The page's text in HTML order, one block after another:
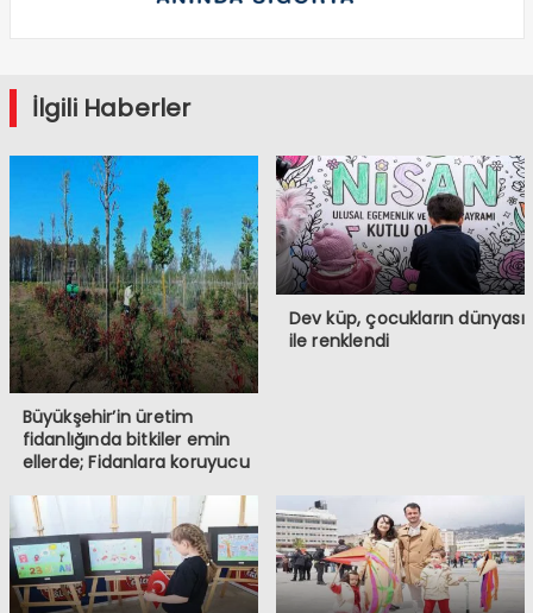
İlgili Haberler
Büyükşehir’in üretim
fidanlığında bitkiler emin
ellerde; Fidanlara koruyucu
Dev küp, çocukların dünyası
ile renklendi